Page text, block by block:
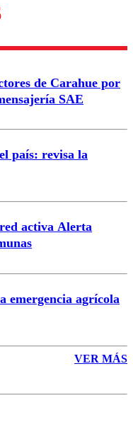
para garantizar un
de Carahue por
SAE
país: revisa la
activa Alerta
emergencia agrícola
VER MÁS